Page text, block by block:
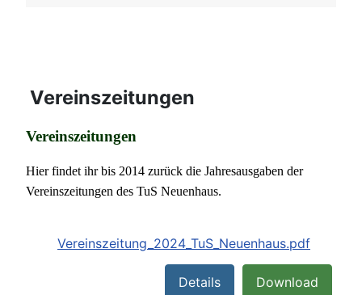
Vereinszeitungen
Vereinszeitungen
Hier findet ihr bis 2014 zurück die Jahresausgaben der
Vereinszeitungen des TuS Neuenhaus.
Vereinszeitung_2024_TuS_Neuenhaus.pdf
Download
Details